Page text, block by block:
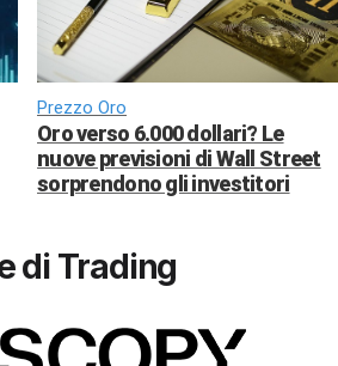
Prezzo Oro
Oro verso 6.000 dollari? Le
nuove previsioni di Wall Street
sorprendono gli investitori
di Trading